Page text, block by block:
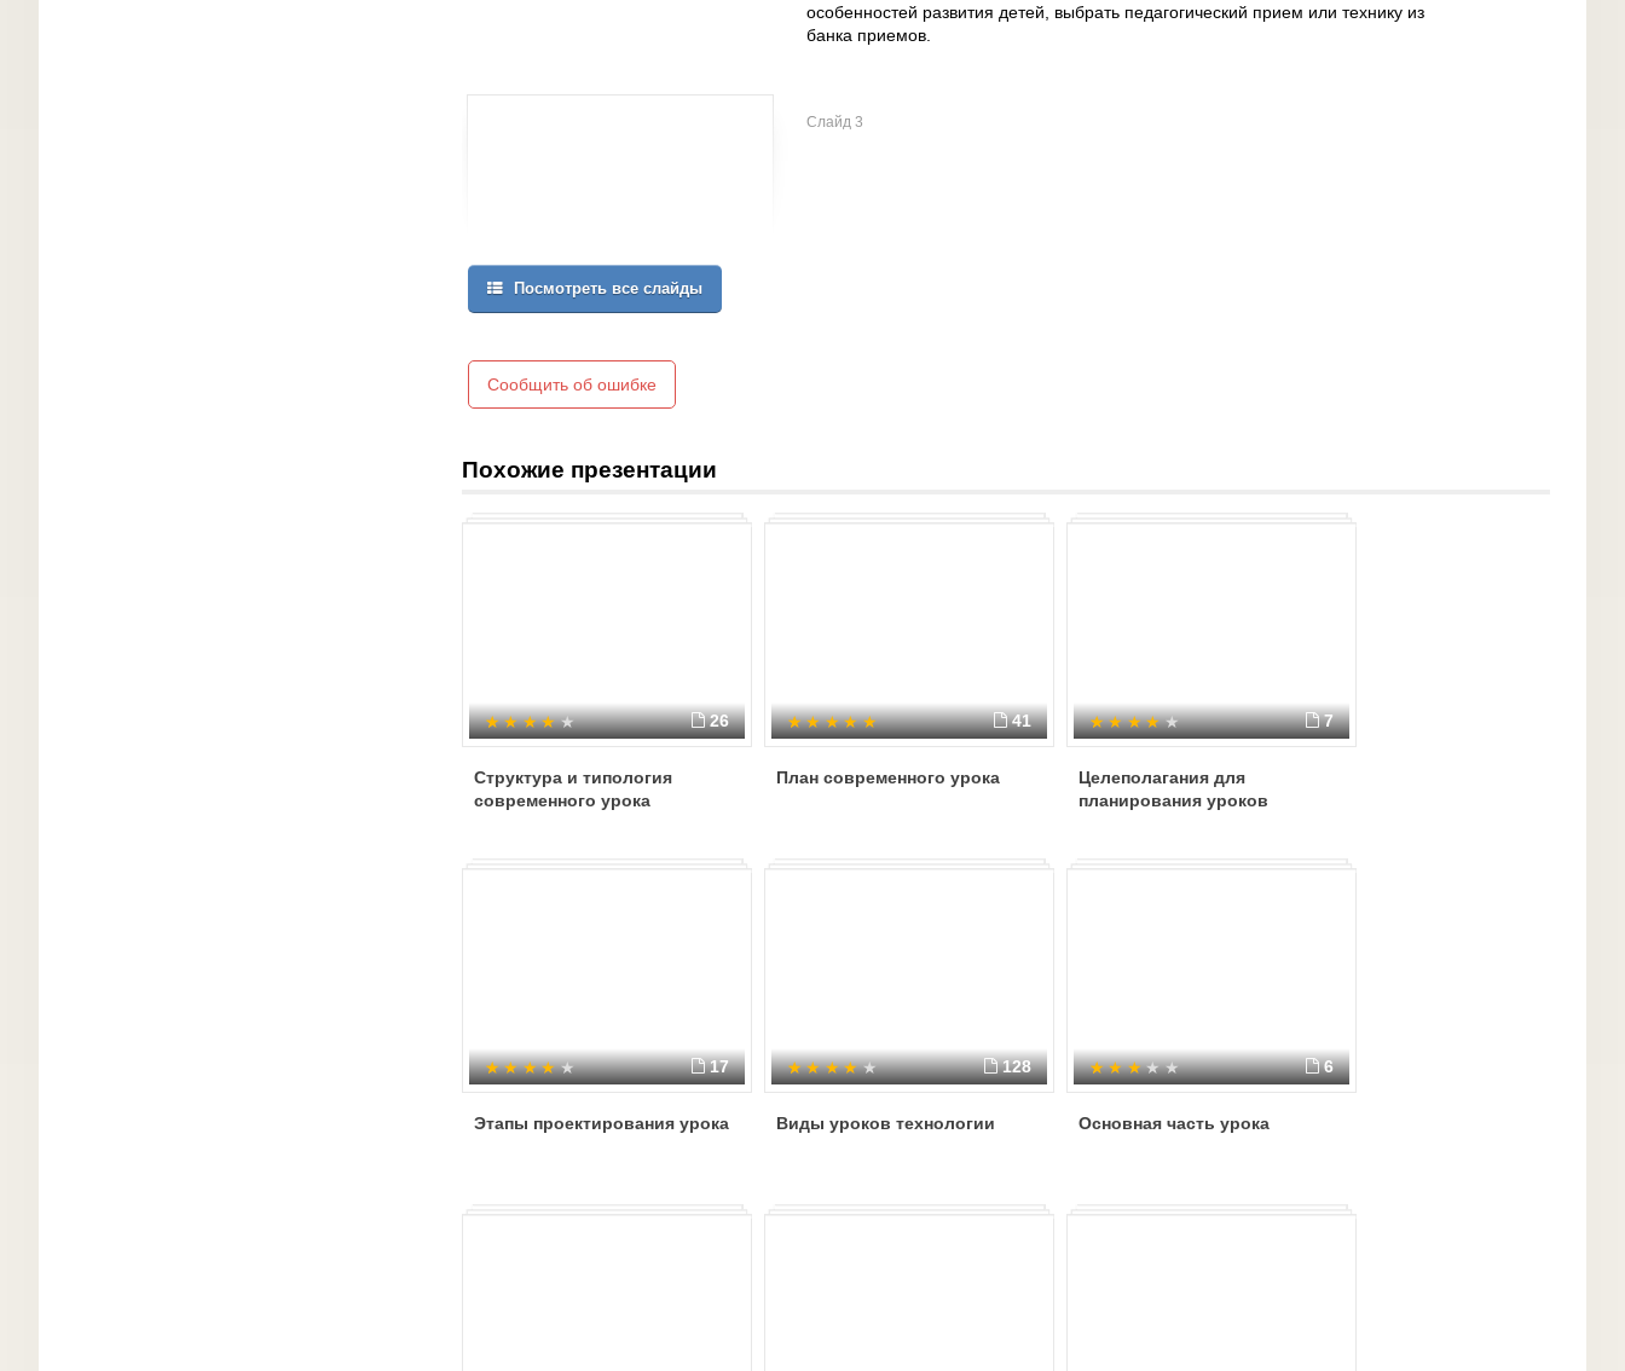
особенностей развития детей, выбрать педагогический прием или технику из
банка приемов.
Слайд 3
Посмотреть все слайды
Сообщить об ошибке
Похожие презентации
26
Структура и типология
современного урока
41
План современного урока
7
Целеполагания для
планирования уроков
17
Этапы проектирования урока
128
Виды уроков технологии
6
Основная часть урока